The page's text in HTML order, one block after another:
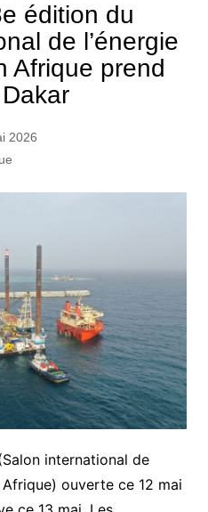
édition du
de l’énergie
Afrique prend
2026
international de
ouverte ce 12 mai